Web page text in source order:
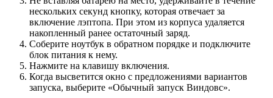
нескольких секунд кнопку, которая отвечает за
включение лэптопа. При этом из корпуса удаляется
накопленный ранее остаточный заряд.
Соберите ноутбук в обратном порядке и подключите
блок питания к нему.
Нажмите на клавишу включения.
Когда высветится окно с предложениями вариантов
запуска, выберите «Обычный запуск Виндовс».